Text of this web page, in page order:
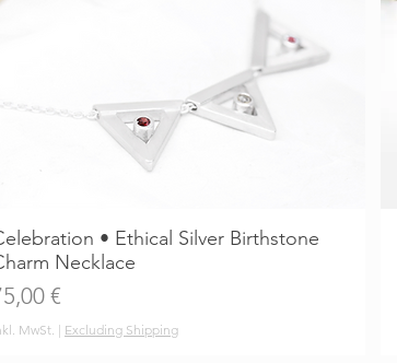
• Ethical Silver Birthstone
Necklace
€
MwSt. | Excluding Shipping